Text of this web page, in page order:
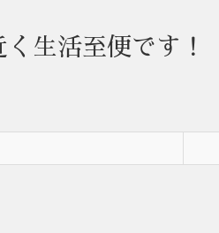
く生活至便です！